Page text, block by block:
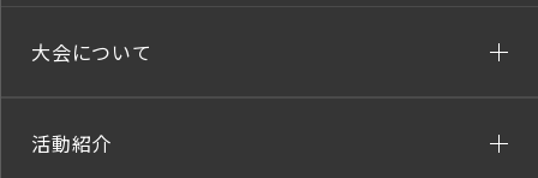
大会について
活動紹介